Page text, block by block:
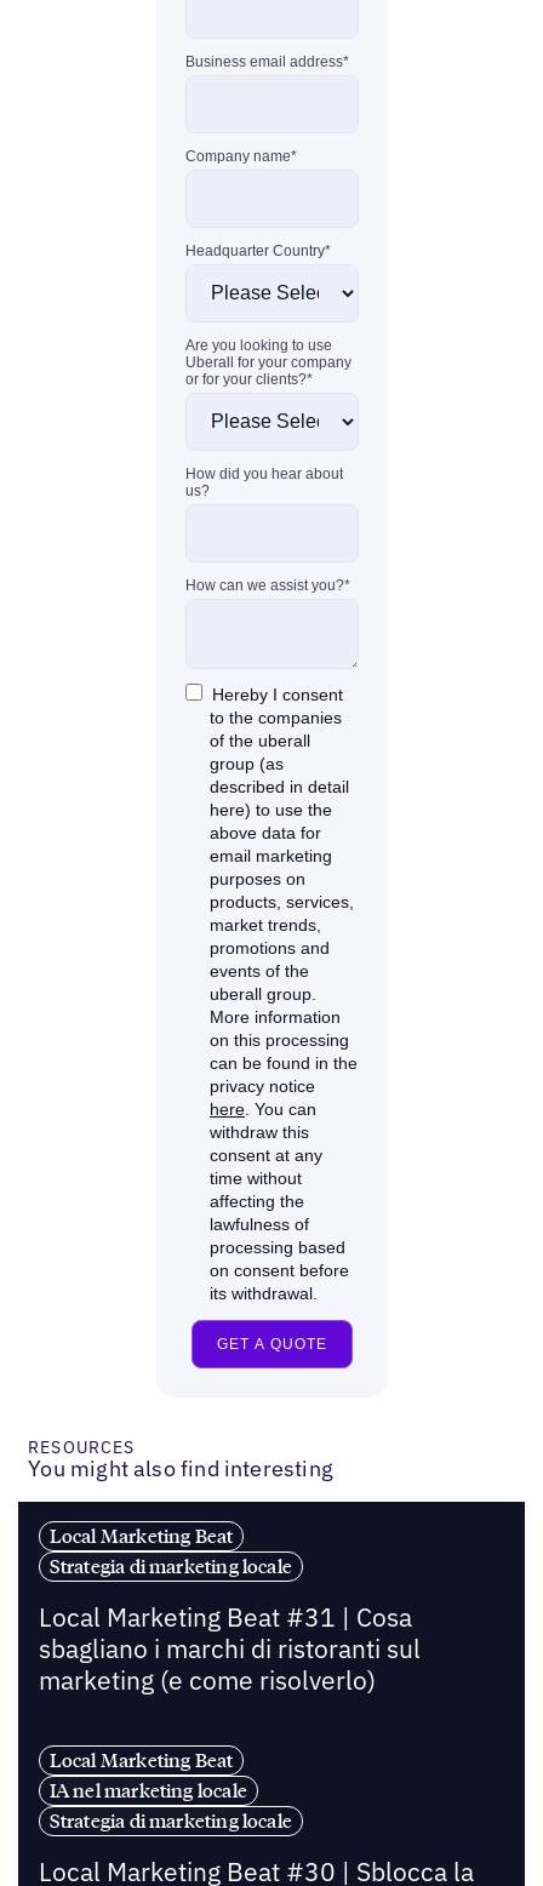
RESOURCES
You might also find interesting
Local Marketing Beat
Strategia di marketing locale
Local Marketing Beat #31 | Cosa
sbagliano i marchi di ristoranti sul
marketing (e come risolverlo)
Local Marketing Beat
IA nel marketing locale
Strategia di marketing locale
Local Marketing Beat #30 | Sblocca la